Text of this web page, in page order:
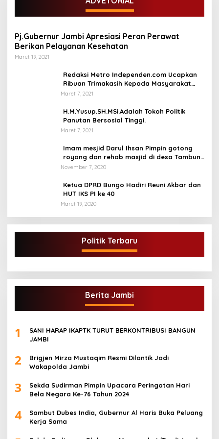
Pj.Gubernur Jambi Apresiasi Peran Perawat
Berikan Pelayanan Kesehatan
Maret 19, 2021
Redaksi Metro Independen.com Ucapkan
Ribuan Trimakasih Kepada Masyarakat
Pengunjung Dan Pembaca.
Maret 7, 2021
H.M.Yusup.SH.MSi.Adalah Tokoh Politik
Panutan Bersosial Tinggi.
Maret 7, 2021
Imam mesjid Darul Ihsan Pimpin gotong
royong dan rehab masjid di desa Tambun
Arang Kecamatan Sumay, kabupaten tebo
November 7, 2020
Ketua DPRD Bungo Hadiri Reuni Akbar dan
HUT IKS PI ke 40
Maret 19, 2020
Politik Terbaru
Berita Jambi
1
SANI HARAP IKAPTK TURUT BERKONTRIBUSI BANGUN
JAMBI
2
Brigjen Mirza Mustaqim Resmi Dilantik Jadi
Wakapolda Jambi
3
Sekda Sudirman Pimpin Upacara Peringatan Hari
Bela Negara Ke-76 Tahun 2024
4
Sambut Dubes India, Gubernur Al Haris Buka Peluang
Kerja Sama